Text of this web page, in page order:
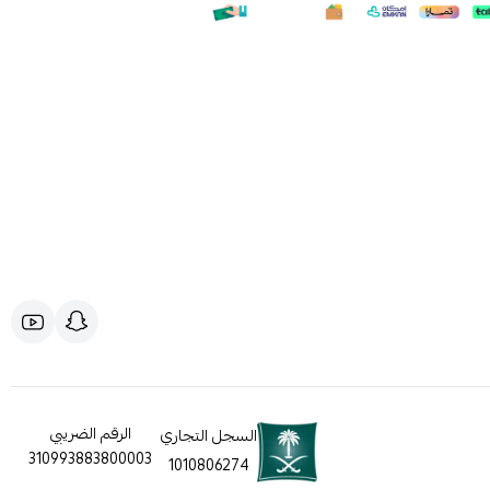
السجل التجاري
1010806274
الرقم الضريبي
310993883800003